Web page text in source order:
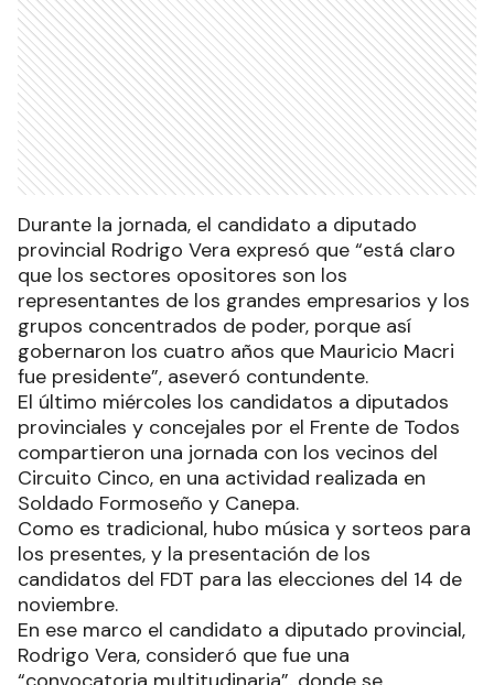
Durante la jornada, el candidato a diputado
provincial Rodrigo Vera expresó que “está claro
que los sectores opositores son los
representantes de los grandes empresarios y los
grupos concentrados de poder, porque así
gobernaron los cuatro años que Mauricio Macri
fue presidente”, aseveró contundente.
El último miércoles los candidatos a diputados
provinciales y concejales por el Frente de Todos
compartieron una jornada con los vecinos del
Circuito Cinco, en una actividad realizada en
Soldado Formoseño y Canepa.
Como es tradicional, hubo música y sorteos para
los presentes, y la presentación de los
candidatos del FDT para las elecciones del 14 de
noviembre.
En ese marco el candidato a diputado provincial,
Rodrigo Vera, consideró que fue una